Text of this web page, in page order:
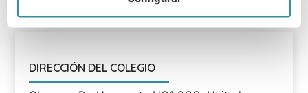
DIRECCIÓN DEL COLEGIO